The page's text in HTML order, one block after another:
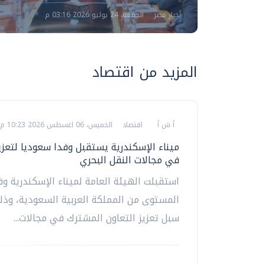
أخبار مصر الجمعة، 24 يوليو 2026 03:16 م
المزيد من اقتصاد
أ ش أ اقتصاد الخميس، 06 اغسطس 2026 10:23 م
ميناء الإسكندرية يستقبل وفدا سعوديا
في مجالات النقل البحري
استقبلت الهيئة العامة لميناء الإسكندرية
المستوى من المملكة العربية السعودية،
سبل تعزيز التعاون المشترك في مجالات...